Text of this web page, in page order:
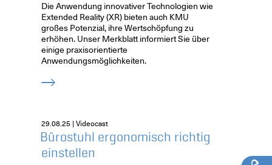
Die Anwendung innovativer Technologien wie
Extended Reality (XR) bieten auch KMU
großes Potenzial, ihre Wertschöpfung zu
erhöhen. Unser Merkblatt informiert Sie über
einige praxisorientierte
Anwendungsmöglichkeiten.
29.08.25 | Videocast
Bürostuhl ergonomisch richtig
einstellen